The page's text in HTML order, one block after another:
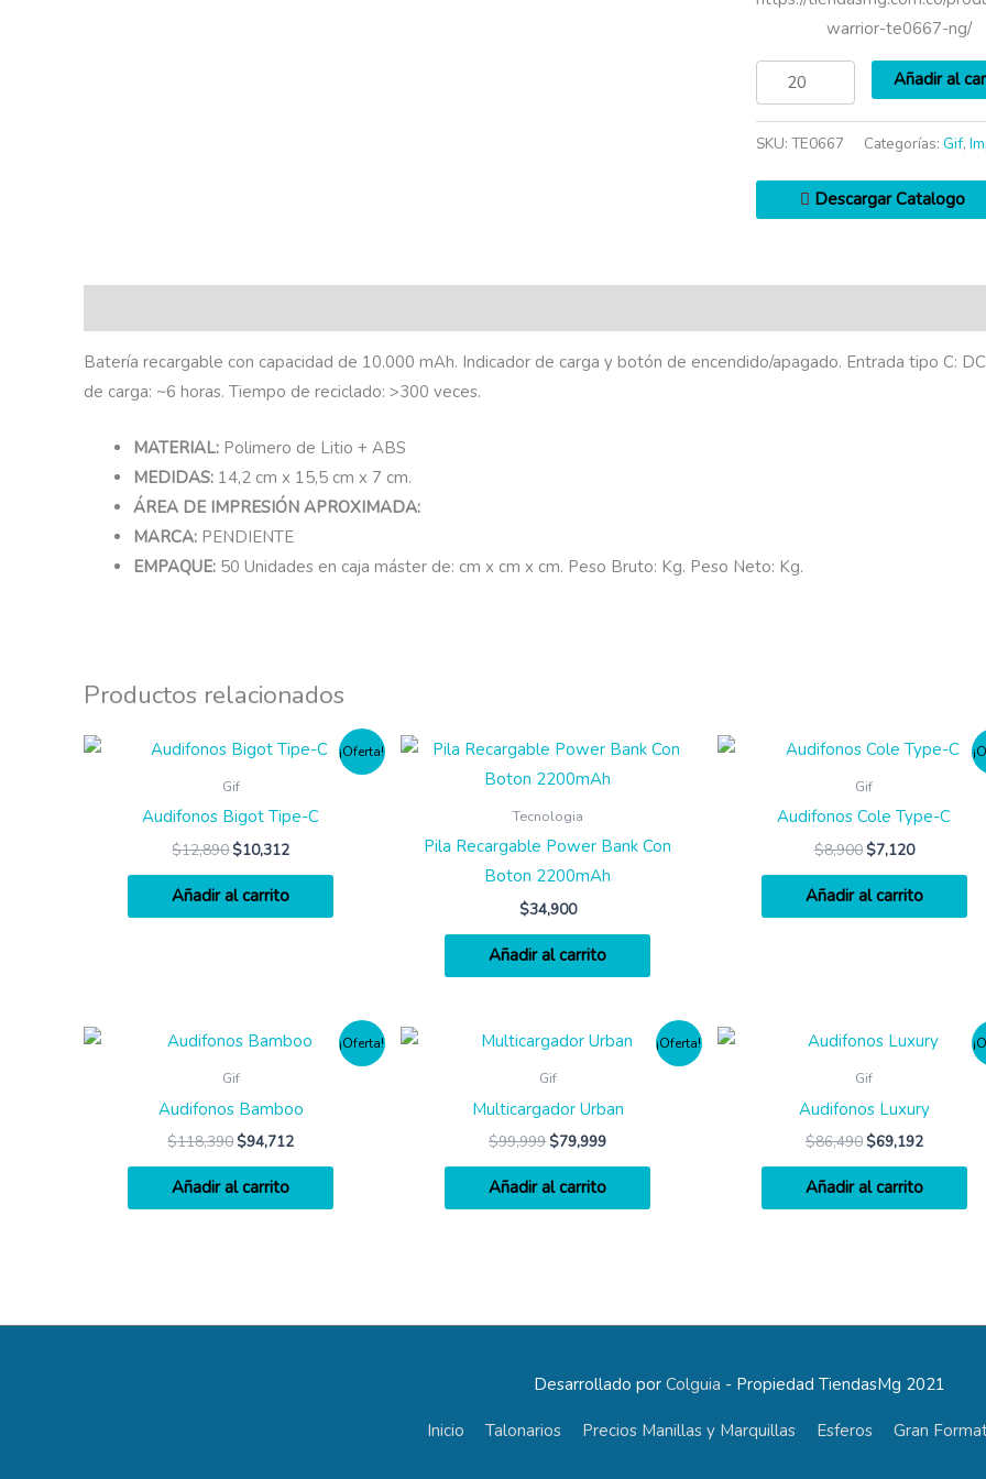
warrior-te0667-ng/
Añadir al
SKU: TE0667 Categorías: Gif,
Descargar Catalogo
Batería recargable con capacidad de 10.000 mAh. Indicador de carga y botón de encendido/apagado. Entrada tipo C:
de carga: ~6 horas. Tiempo de reciclado: >300 veces.
MATERIAL: Polimero de Litio + ABS
MEDIDAS: 14,2 cm x 15,5 cm x 7 cm.
ÁREA DE IMPRESIÓN APROXIMADA:
MARCA: PENDIENTE
EMPAQUE: 50 Unidades en caja máster de: cm x cm x cm. Peso Bruto: Kg. Peso Neto: Kg.
Productos relacionados
¡Oferta!
Gif
Audifonos Bigot Tipe-C
$12,890$10,312
Añadir al carrito
Tecnologia
Pila Recargable Power Bank Con
Boton 2200mAh
$34,900
Añadir al carrito
Gif
Audifonos Cole Type-C
$8,900 $7,120
Añadir al carrito
¡Oferta!
Gif
Audifonos Bamboo
$118,390$94,712
Añadir al carrito
¡Oferta!
Gif
Multicargador Urban
$99,999 $79,999
Añadir al carrito
Gif
Audifonos Luxury
$86,490 $69,192
Añadir al carrito
Desarrollado por Colguia - Propiedad TiendasMg 2021
Inicio Talonarios Precios Manillas y Marquillas Esferos Gran